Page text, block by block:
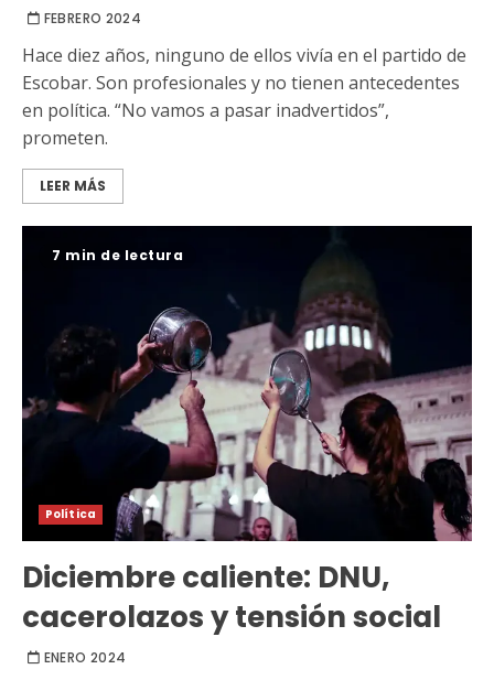
FEBRERO 2024
Hace diez años, ninguno de ellos vivía en el partido de
Escobar. Son profesionales y no tienen antecedentes
en política. “No vamos a pasar inadvertidos”,
prometen.
LEER MÁS
7 min de lectura
Política
Diciembre caliente: DNU,
cacerolazos y tensión social
ENERO 2024